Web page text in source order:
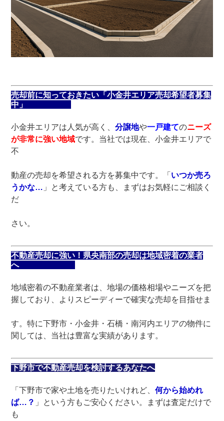
売却前に知っておきたい「小金井エリア売却希望者募集
中」
小金井エリアは人気が高く、分譲地や一戸建てのニーズ
が非常に強い地域です。当社では現在、小金井エリアで
不
動産の売却を希望される方を募集中です。「 いつか売ろ
うかな… 」と考えている方も、まずはお気軽にご相談く
だ
さい。
不動産売却に強い！県央南部の売却は地域密着の業者
へ
地域密着の不動産業者は、地場の価格相場やニーズを把
握しており、よりスピーディーで確実な売却を目指せま
す。特に下野市・小金井・石橋・南河内エリアの物件に
関しては、当社は豊富な実績があります。
下野市で不動産売却を検討するあなたへ
「下野市で家や土地を売りたいけれど、何から始めれ
ば…？ 」という方もご安心ください。まずは査定だけで
も